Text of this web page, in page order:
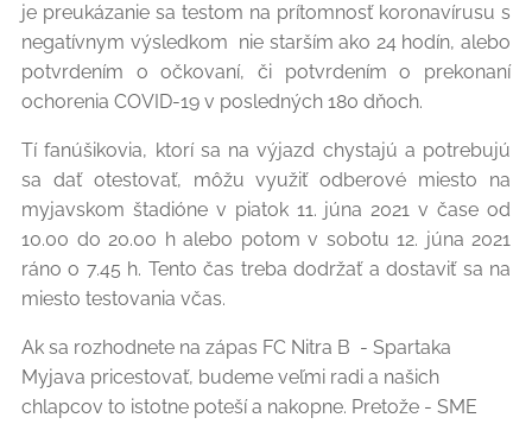
je preukázanie sa testom na prítomnosť koronavírusu s
negatívnym výsledkom nie starším ako 24 hodín, alebo
potvrdením o očkovaní, či potvrdením o prekonaní
ochorenia COVID-19 v posledných 180 dňoch.
Tí fanúšikovia, ktorí sa na výjazd chystajú a potrebujú
sa dať otestovať, môžu využiť odberové miesto na
myjavskom štadióne v piatok 11. júna 2021 v čase od
10.00 do 20.00 h alebo potom v sobotu 12. júna 2021
ráno o 7.45 h. Tento čas treba dodržať a dostaviť sa na
miesto testovania včas.
Ak sa rozhodnete na zápas FC Nitra B - Spartaka
Myjava pricestovať, budeme veľmi radi a našich
chlapcov to istotne poteší a nakopne. Pretože - SME